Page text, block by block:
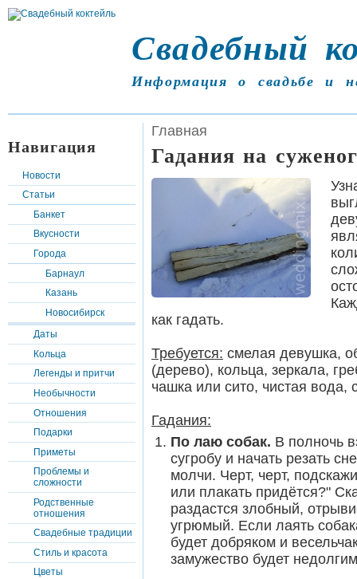
Свадебный
Информация о свадьбе и
Навигация
Новости
Статьи
Банкет
Вкусности
Города
Барнаул
Казань
Новосибирск
Даты
Кольца
Легенды и притчи
Необычности
Отношения
Подарки
Приметы
Проблемы и
сложности
Родственные
отношения
Свадебные традиции
Стиль и красота
Цветы
Главная
Гадания на
как гадать.
Требуется: смелая девушка,
(дерево), кольца, зеркала,
чашка или сито, чистая вода,
Гадания:
По лаю собак. В полночь
сугробу и начать резать
молчи. Черт, черт,
или плакать придётся?"
раздастся злобный,
угрюмый. Если лаять
будет добряком и
замужество будет